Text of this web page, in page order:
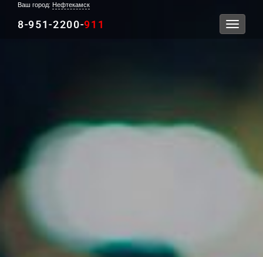
Ваш город: Нефтекамск
Toggle
8-951-2200-911